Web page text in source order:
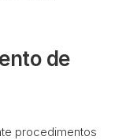
de
procedimentos